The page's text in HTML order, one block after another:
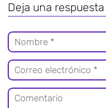
Deja una respuesta